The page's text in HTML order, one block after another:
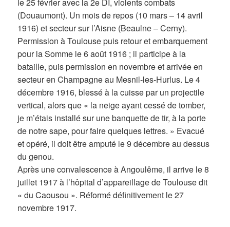
(Douaumont). Un mois de repos (10 mars – 14 avril
1916) et secteur sur l’Aisne (Beaulne – Cerny).
Permission à Toulouse puis retour et embarquement
pour la Somme le 6 août 1916 ; il participe à la
bataille, puis permission en novembre et arrivée en
secteur en Champagne au Mesnil-les-Hurlus. Le 4
décembre 1916, blessé à la cuisse par un projectile
vertical, alors que « la neige ayant cessé de tomber,
je m’étais installé sur une banquette de tir, à la porte
de notre sape, pour faire quelques lettres. » Evacué
et opéré, il doit être amputé le 9 décembre au dessus
du genou.
Après une convalescence à Angoulême, il arrive le 8
juillet 1917 à l’hôpital d’appareillage de Toulouse dit
« du Caousou ». Réformé définitivement le 27
novembre 1917.